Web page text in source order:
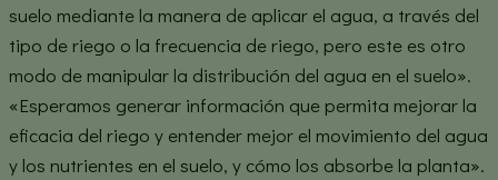
suelo mediante la manera de aplicar el agua, a través del
tipo de riego o la frecuencia de riego, pero este es otro
modo de manipular la distribución del agua en el suelo».
«Esperamos generar información que permita mejorar la
eficacia del riego y entender mejor el movimiento del agua
y los nutrientes en el suelo, y cómo los absorbe la planta».